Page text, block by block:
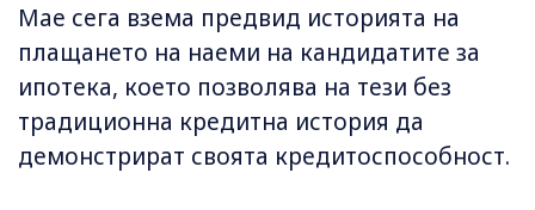
Mae сега взема предвид историята на
плащането на наеми на кандидатите за
ипотека, което позволява на тези без
традиционна кредитна история да
демонстрират своята кредитоспособност.